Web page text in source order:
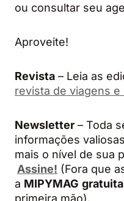
ou consultar seu
Aproveite!
Revista – Leia as
revista de viagens e
Newsletter – Toda
informações
mais o nível de sua
Assine! (Fora que
a MIPYMAG
primeira mão).